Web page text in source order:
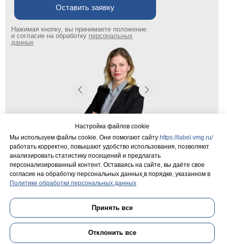
Нажимая кнопку, вы принимаете положение
и согласие на обработку персональных
данных
Оставить заявку
Коммерческий директор Евгения
Емановская
поиск...
Настройка файлов cookie
Мы используем файлы cookie. Они помогают сайту https://label.vmg.ru/
работать корректно, повышают удобство использования, позволяют
анализировать статистику посещений и предлагать
персонализированный контент. Оставаясь на сайте, вы даёте свое
согласие на обработку персональных данных в порядке, указанном в
Политике обработки персональных данных
Принять все
Отклонить все